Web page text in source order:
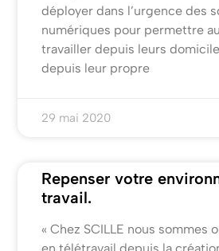
déployer dans l’urgence des
numériques pour permettre
travailler depuis leurs
depuis leur propre
29 mai 2020
Repenser votre
travail.
« Chez SCILLE nous sommes